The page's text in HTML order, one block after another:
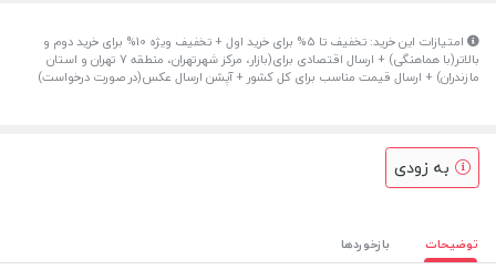
امتیازات این خرید: تخفیف تا 5% برای خرید اول + تخفیف ویژه 10% برای خرید دوم و
بالاتر(با هماهنگی) + ارسال اقتصادی برای(بازار، مرکز شهرتهران، منطقه 7 تهران و استان
مازندران) + ارسال قیمت مناسب برای کل کشور + آپشن ارسال عکس(در صورت درخواست)
به زودی
توضیحات بازخوردها